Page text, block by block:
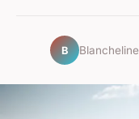
B Blancheline